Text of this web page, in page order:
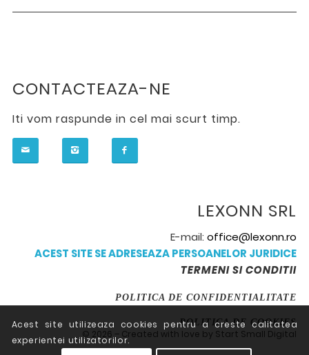
CONTACTEAZA-NE
Iti vom raspunde in cel mai scurt timp.
LEXONN SRL
E-mail:office@lexonn.ro
ACEST SITE SE ADRESEAZA PERSOANELOR JURIDICE
TERMENI SI CONDITII
POLITICA DE CONFIDENTIALITATE
POLITICA DE COOKIES
© 2026 – Created with love by Start Small Digital
Acest site utilizeaza cookies pentru a creste calitatea
experientei utilizatorilor.